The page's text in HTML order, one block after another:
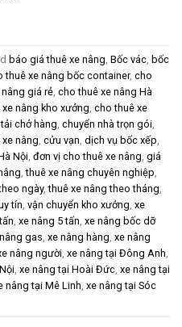
báo giá thuê xe nâng Bốc vác bốc
thuê xe nâng bốc container, cho
giá rẻ cho thuê xe nâng Hà
nâng kho xưởng cho thuê xe
chở hàng chuyển nhà trọn gói
nâng cửu vạn dịch vụ bốc xếp
Nội đơn vị cho thuê xe nâng giá
,thuê xe nâng chuyên nghiệp
ngày,thuê xe nâng theo tháng
tín vận chuyển kho xưởng xe
xe nâng 5 tấn xe nâng bốc dỡ
gas xe nâng hàng xe nâng
nâng người xe nâng tại Đông Anh
xe nâng tại Hoài Đức xe nâng tại
nâng tại Mê Linh xe nâng tại Sóc